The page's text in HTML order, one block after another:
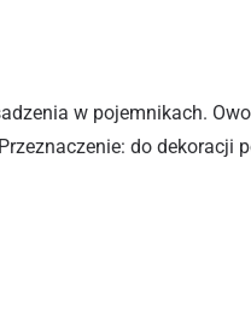
w pojemnikach.
do dekoracji